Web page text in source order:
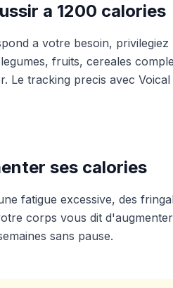
a 1200 calories
a votre besoin,
fruits, cereales
Le tracking precis avec Voical
ses calories
fatigue excessive, des
corps vous dit
sans pause.